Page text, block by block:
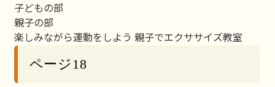
子どもの部
親子の部
楽しみながら運動をしよう 親子でエクササイズ教室
ページ18